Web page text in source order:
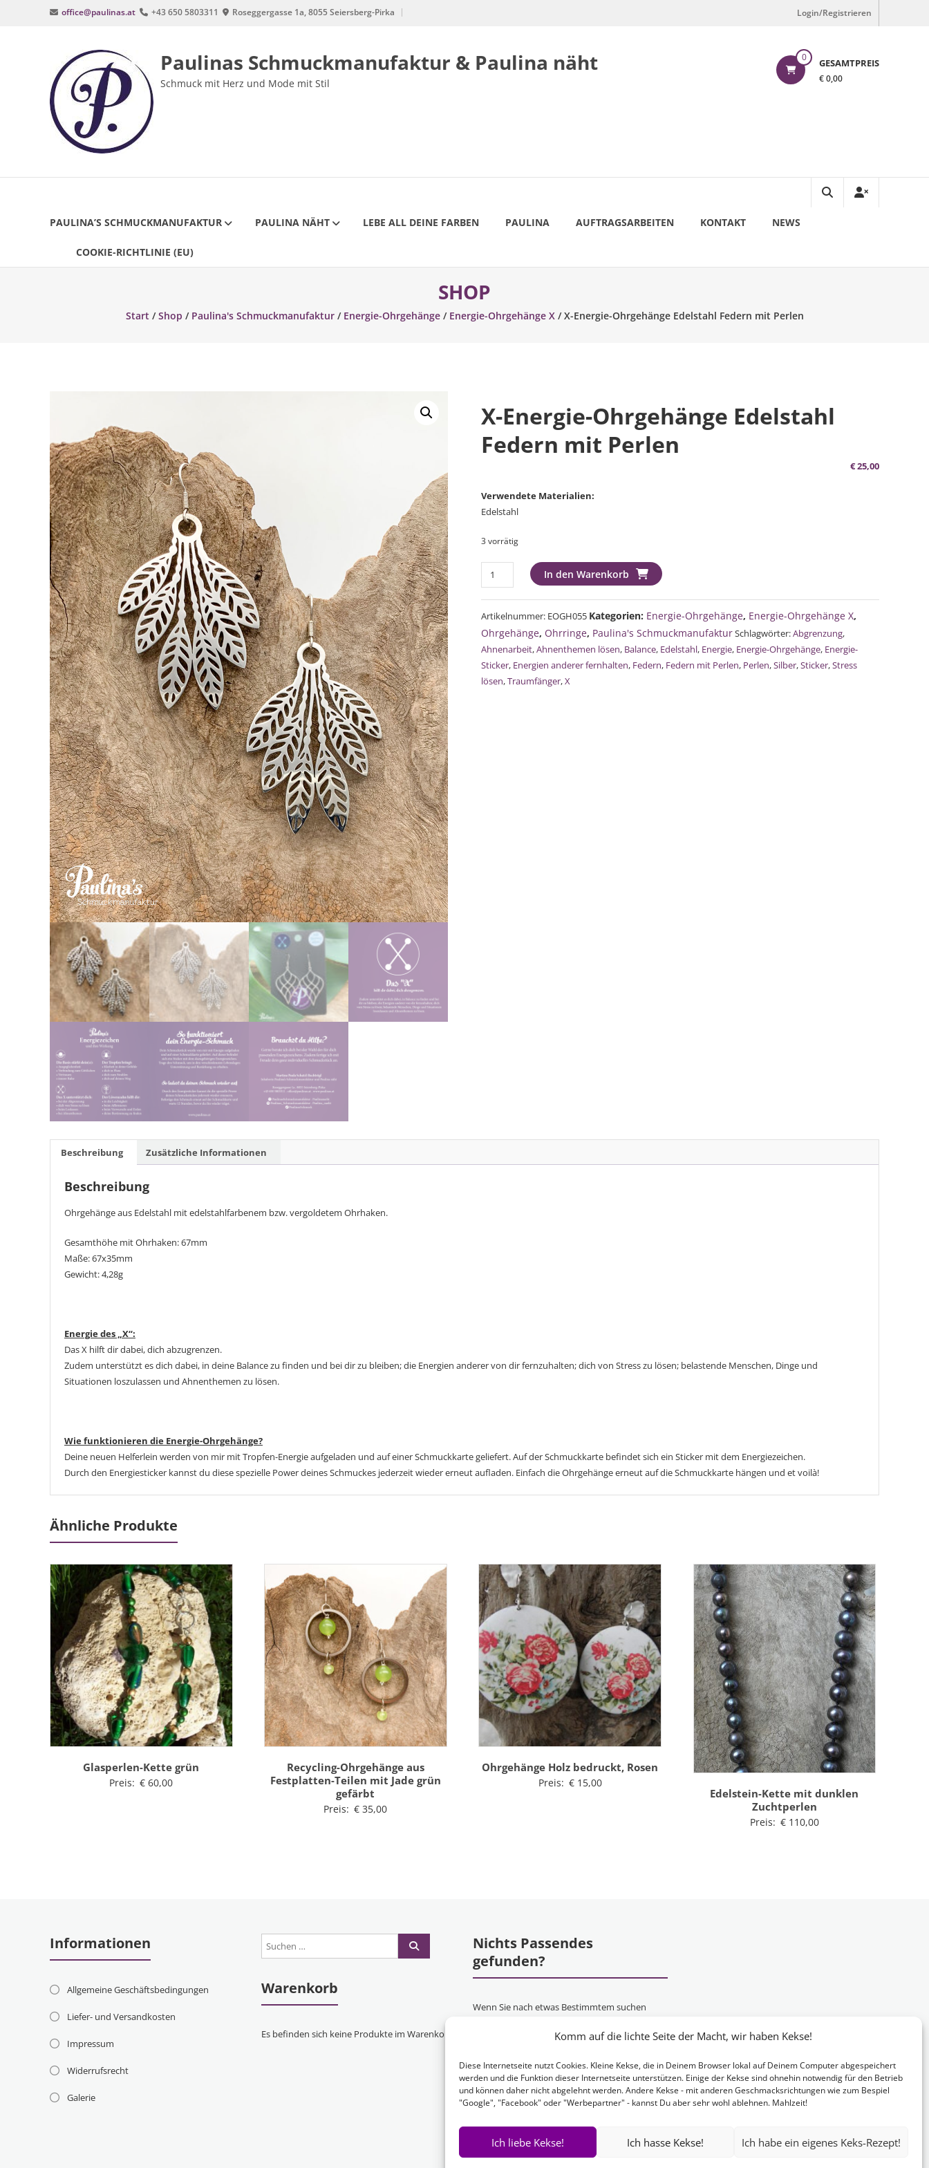
Komm auf die lichte Seite der Macht, wir haben Kekse!
Diese Internetseite nutzt Cookies. Kleine Kekse, die in Deinem Browser lokal auf Deinem Computer abgespeichert
werden und die Funktion dieser Internetseite unterstützen. Einige der Kekse sind ohnehin notwendig für den Betrieb
und können daher nicht abgelehnt werden. Andere Kekse - mit anderen Geschmacksrichtungen wie zum Bespiel
"Google", "Facebook" oder "Werbepartner" - kannst Du aber sehr wohl ablehnen. Mahlzeit!
Ich liebe Kekse! Ich hasse Kekse! Ich habe ein eigenes Keks-Rezept!
office@paulinas.at +43 650 5803311 Roseggergasse 1a, 8055 Seiersberg-Pirka Login/Registrieren
Paulinas Schmuckmanufaktur & Paulina näht
Schmuck mit Herz und Mode mit Stil
0 GESAMTPREIS
€ 0,00
PAULINA’S SCHMUCKMANUFAKTUR PAULINA NÄHT LEBE ALL DEINE FARBEN PAULINA AUFTRAGSARBEITEN KONTAKT NEWS
COOKIE-RICHTLINIE (EU)
SHOP
Start /Shop / Paulina's Schmuckmanufaktur/ Energie-Ohrgehänge/ Energie-Ohrgehänge X/ X-Energie-Ohrgehänge Edelstahl Federn mit Perlen
X-Energie-Ohrgehänge Edelstahl
Federn mit Perlen
€25,00
Verwendete Materialien:
Edelstahl
3 vorrätig
Energie-
Ohrgehänge
Edelstahl
Federn
mit
Perlen
Menge
In den Warenkorb
Artikelnummer: EOGH055 Kategorien: Energie-Ohrgehänge, Energie-Ohrgehänge X,
Ohrgehänge, Ohrringe, Paulina's SchmuckmanufakturSchlagwörter:Abgrenzung,
Ahnenarbeit,Ahnenthemen lösen, Balance, Edelstahl, Energie, Energie-Ohrgehänge, Energie-
Sticker, Energien anderer fernhalten, Federn, Federn mit Perlen, Perlen,Silber,Sticker,Stress
lösen,Traumfänger,X
Beschreibung Zusätzliche Informationen
Beschreibung
Ohrgehänge aus Edelstahl mit edelstahlfarbenem bzw. vergoldetem Ohrhaken.
Gesamthöhe mit Ohrhaken: 67mm
Maße: 67x35mm
Gewicht: 4,28g
Energie des „X“:
Das X hilft dir dabei, dich abzugrenzen.
Zudem unterstützt es dich dabei, in deine Balance zu finden und bei dir zu bleiben; die Energien anderer von dir fernzuhalten; dich von Stress zu lösen; belastende Menschen, Dinge und
Situationen loszulassen und Ahnenthemen zu lösen.
Wie funktionieren die Energie-Ohrgehänge?
Deine neuen Helferlein werden von mir mit Tropfen-Energie aufgeladen und auf einer Schmuckkarte geliefert. Auf der Schmuckkarte befindet sich ein Sticker mit dem Energiezeichen.
Durch den Energiesticker kannst du diese spezielle Power deines Schmuckes jederzeit wieder erneut aufladen. Einfach die Ohrgehänge erneut auf die Schmuckkarte hängen und et voilà!
Ähnliche Produkte
Glasperlen-Kette grün
Preis: € 60,00
Recycling-Ohrgehänge aus
Festplatten-Teilen mit Jade grün
gefärbt
Preis: € 35,00
Ohrgehänge Holz bedruckt, Rosen
Preis: €15,00
Edelstein-Kette mit dunklen
Zuchtperlen
Preis: €110,00
Informationen
Allgemeine Geschäftsbedingungen
Liefer- und Versandkosten
Impressum
Widerrufsrecht
Galerie
Warenkorb
Es befinden sich keine Produkte im Warenkorb.
Nichts Passendes
gefunden?
Wenn Sie nach etwas Bestimmtem suchen
entsprechend anfertigen lassen möchten,